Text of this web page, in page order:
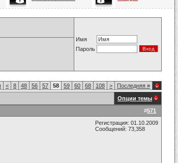
Имя
Пароль
< 8 48 56 57 58 59 60 68 108 > Последняя »
Опции темы
#571
Регистрация: 01.10.2009
Сообщений: 73,358